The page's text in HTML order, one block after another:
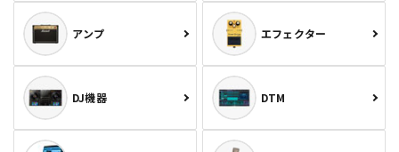
アンプ エフェクター
DJ機器 DTM